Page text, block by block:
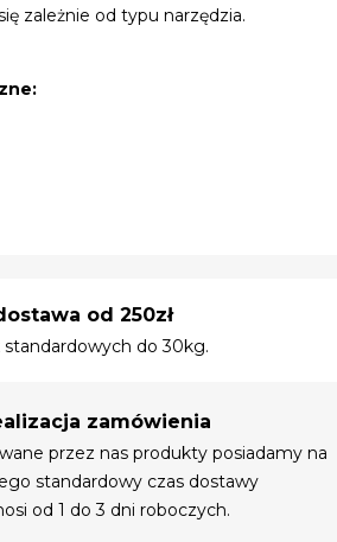
zależnie od typu narzędzia.
od 250zł
standardowych do 30kg.
zamówienia
przez nas produkty posiadamy na
standardowy czas dostawy
od 1 do 3 dni roboczych.